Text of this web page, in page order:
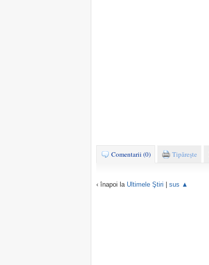
Comentarii (0) Tipăreşte
‹ înapoi la Ultimele Ştiri sus ▲